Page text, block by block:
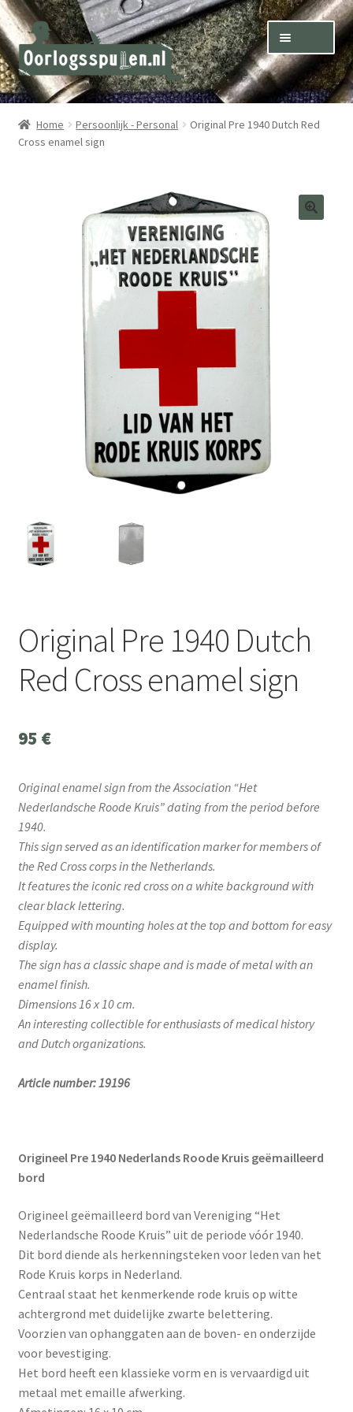
Skip
to
navigation
Skip
to
content
Winkel – Shop
Over ons – About us
Terms & Conditions – Shipping & Delivery
Home Persoonlijk - Personal
Original Pre 1940 Dutch Red
Cross enamel sign
Original Pre 1940 Dutch
Red Cross enamel sign
95 €
Original enamel sign from the Association “Het
Nederlandsche Roode Kruis” dating from the period before
1940.
This sign served as an identification marker for members of
the Red Cross corps in the Netherlands.
It features the iconic red cross on a white background with
clear black lettering.
Equipped with mounting holes at the top and bottom for easy
display.
The sign has a classic shape and is made of metal with an
enamel finish.
Dimensions 16 x 10 cm.
An interesting collectible for enthusiasts of medical history
and Dutch organizations.
Article number: 19196
Origineel Pre 1940 Nederlands Roode Kruis geëmailleerd
bord
Origineel geëmailleerd bord van Vereniging “Het
Nederlandsche Roode Kruis” uit de periode vóór 1940.
Dit bord diende als herkenningsteken voor leden van het
Rode Kruis korps in Nederland.
Centraal staat het kenmerkende rode kruis op witte
achtergrond met duidelijke zwarte belettering.
Voorzien van ophanggaten aan de boven- en onderzijde
voor bevestiging.
Het bord heeft een klassieke vorm en is vervaardigd uit
metaal met emaille afwerking.